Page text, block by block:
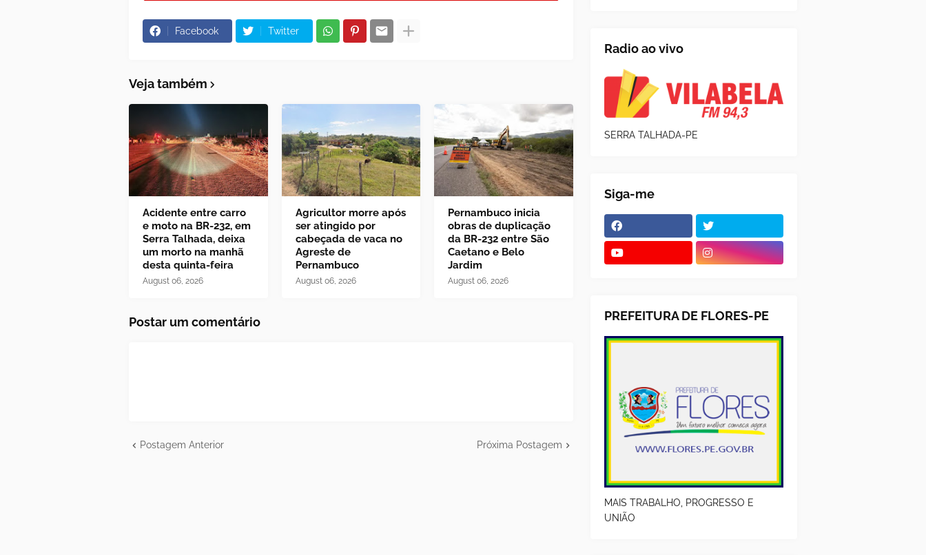
Facebook Twitter
Veja também
Acidente entre carro
e moto na BR-232, em
Serra Talhada, deixa
um morto na manhã
desta quinta-feira
August 06, 2026
Agricultor morre após
ser atingido por
cabeçada de vaca no
Agreste de
Pernambuco
August 06, 2026
Pernambuco inicia
obras de duplicação
da BR-232 entre São
Caetano e Belo
Jardim
August 06, 2026
Postar um comentário
Postagem Anterior Próxima Postagem
Radio ao vivo
SERRA TALHADA-PE
Siga-me
PREFEITURA DE FLORES-PE
MAIS TRABALHO, PROGRESSO E
UNIÃO